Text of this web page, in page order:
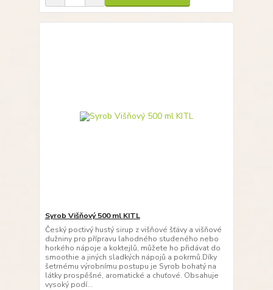
Syrob Višňový 500 ml KITL
Český poctivý hustý sirup z višňové šťávy a višňové
dužniny pro přípravu lahodného studeného nebo
horkého nápoje a koktejlů, můžete ho přidávat do
smoothie a jiných sladkých nápojů a pokrmů.Díky
šetrnému výrobnímu postupu je Syrob bohatý na
látky prospěšné, aromatické a chuťové. Obsahuje
vysoký podí...